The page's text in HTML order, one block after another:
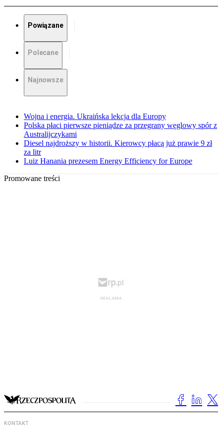
Powiązane
Polecane
Najnowsze
Wojna i energia. Ukraińska lekcja dla Europy
Polska płaci pierwsze pieniądze za przegrany węglowy spór z
Australijczykami
Diesel najdroższy w historii. Kierowcy płacą już prawie 9 zł
za litr
Luiz Hanania prezesem Energy Efficiency for Europe
Promowane treści
KONTAKT